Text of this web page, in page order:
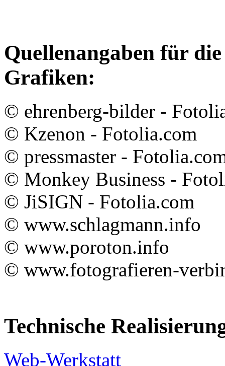
Quellenangaben für
Grafiken:
© ehrenberg-bilder -
© Kzenon - Fotolia.com
© pressmaster -
© Monkey Business -
© JiSIGN - Fotolia.com
© www.schlagmann.info
© www.poroton.info
© www.fotografieren-
Technische
Web-Werkstatt